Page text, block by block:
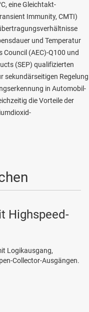
eine Gleichtakt-
Immunity, CMTI)
und Temperatur
(AEC)-Q100 und
(SEP) qualifizierten
sekundärseitigen Regelung
in Automobil-
die Vorteile der
Highspeed-
Logikausgang,
Collector-Ausgängen.